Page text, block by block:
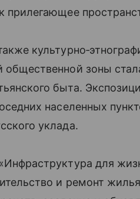
прилегающее
общественной зоны
быта.
населенных
уклада.
для
и ремонт